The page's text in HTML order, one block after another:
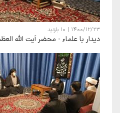
1400/12/23
| 10 بازدید
دیدار با علماء - محضر آیت الله